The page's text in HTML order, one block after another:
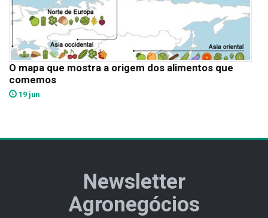
O mapa que mostra a origem dos alimentos que
comemos
19 jun
Newsletter
Agronegócios